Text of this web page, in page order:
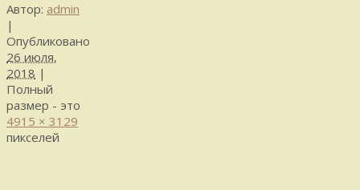
Автор: admin
|
Опубликовано
26 июля,
2018 |
Полный
размер - это
4915 × 3129
пикселей